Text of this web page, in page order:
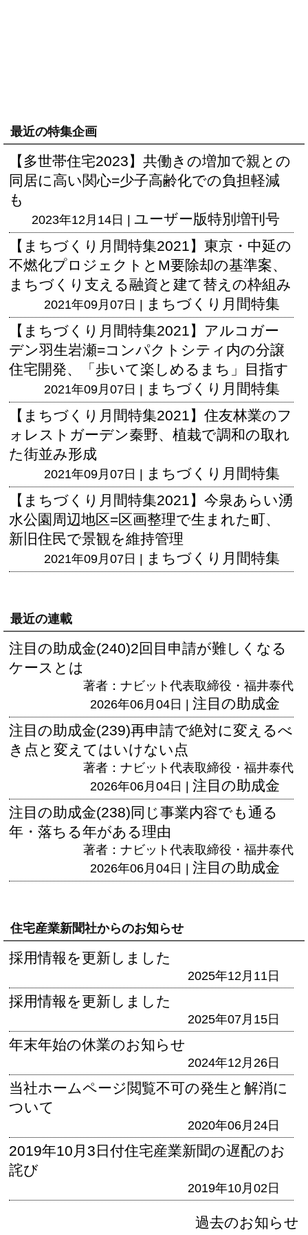
最近の特集企画
【多世帯住宅2023】共働きの増加で親との
同居に高い関心=少子高齢化での負担軽減
も
2023年12月14日 | ユーザー版特別増刊号
【まちづくり月間特集2021】東京・中延の
不燃化プロジェクトとM要除却の基準案、
まちづくり支える融資と建て替えの枠組み
2021年09月07日 |
まちづくり月間特集
【まちづくり月間特集2021】アルコガー
デン羽生岩瀬=コンパクトシティ内の分譲
住宅開発、「歩いて楽しめるまち」目指す
2021年09月07日 |
まちづくり月間特集
【まちづくり月間特集2021】住友林業のフ
ォレストガーデン秦野、植栽で調和の取れ
た街並み形成
2021年09月07日 |
まちづくり月間特集
【まちづくり月間特集2021】今泉あらい湧
水公園周辺地区=区画整理で生まれた町、
新旧住民で景観を維持管理
2021年09月07日 | まちづくり月間特集
最近の連載
注目の助成金(240)2回目申請が難しくなる
ケースとは
著者：ナビット代表取締役・福井泰代
2026年06月04日 | 注目の助成金
注目の助成金(239)再申請で絶対に変えるべ
き点と変えてはいけない点
著者：ナビット代表取締役・福井泰代
2026年06月04日 | 注目の助成金
注目の助成金(238)同じ事業内容でも通る
年・落ちる年がある理由
著者：ナビット代表取締役・福井泰代
2026年06月04日 | 注目の助成金
住宅産業新聞社からのお知らせ
採用情報を更新しました
2025年12月11日
採用情報を更新しました
2025年07月15日
年末年始の休業のお知らせ
2024年12月26日
当社ホームページ閲覧不可の発生と解消に
ついて
2020年06月24日
2019年10月3日付住宅産業新聞の遅配のお
詫び
2019年10月02日
過去のお知らせ